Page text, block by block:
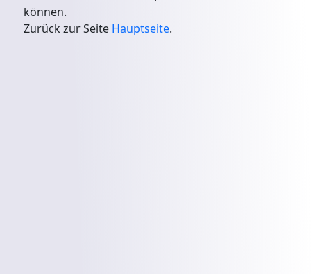
können.
Zurück zur Seite Hauptseite.